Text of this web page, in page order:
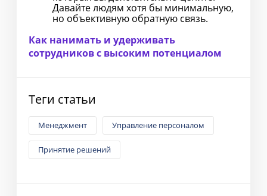
Давайте людям хотя бы минимальную,
но объективную обратную связь.
Как нанимать и удерживать
сотрудников с высоким потенциалом
Теги статьи
Менеджмент Управление персоналом
Принятие решений